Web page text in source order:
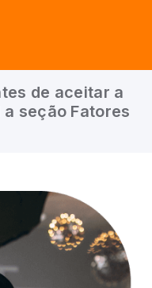
de aceitar a
seção Fatores